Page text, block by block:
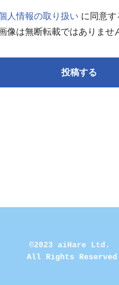
人情報の取り扱い に同意す
像は無断転載ではありませ
©2023 aiHare Ltd.
All Rights Reserved